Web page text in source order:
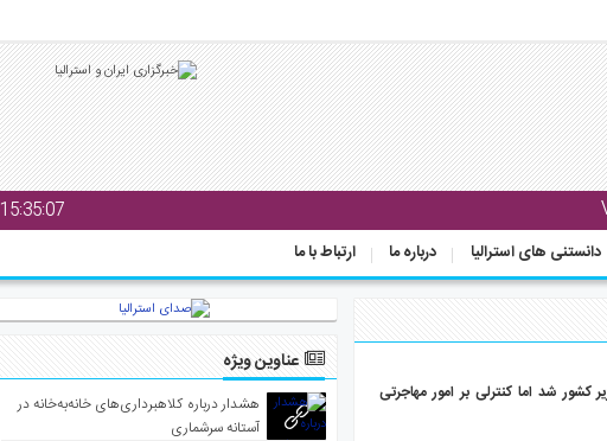
15:35:07
دانستنی های استرالیا درباره ما ارتباط با ما
کشور شد اما کنترلی بر امور مهاجرتی
عناوین ویژه
هشدار درباره کلاهبرداری‌های خانه‌به‌خانه در
آستانه سرشماری